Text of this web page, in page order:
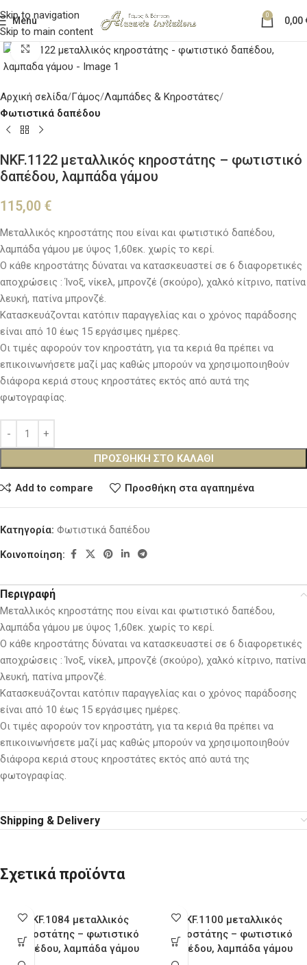
Skip to navigation
Skip to main content
Menu 0 0,00
Κλικ για μεγέθυνση
Αρχική σελίδα Γάμος Λαμπάδες & Κηροστάτες
Φωτιστικά δαπέδου
NKF.1122 μεταλλικός κηροστάτης – φωτιστικό
δαπέδου, λαμπάδα γάμου
115,00 €
Μεταλλικός κηροστάτης που είναι και φωτιστικό δαπέδου,
λαμπάδα γάμου με ύψος 1,60εκ. χωρίς το κερί.
Ο κάθε κηροστάτης δύναται να κατασκευαστεί σε 6 διαφορετικές
αποχρώσεις : Ίνοξ, νίκελ, μπρονζέ (σκούρο), χαλκό κίτρινο, πατίνα
λευκή, πατίνα μπρονζέ.
Κατασκευάζονται κατόπιν παραγγελίας και ο χρόνος παράδοσης
είναι από 10 έως 15 εργάσιμες ημέρες.
Οι τιμές αφορούν τον κηροστάτη, για τα κεριά θα πρέπει να
επικοινωνήσετε μαζί μας καθώς μπορούν να χρησιμοποιηθούν
διάφορα κεριά στους κηροστάτες εκτός από αυτά της
φωτογραφίας.
ΠΡΟΣΘΉΚΗ ΣΤΟ ΚΑΛΆΘΙ
Add to compare Προσθήκη στα αγαπημένα
Κατηγορία: Φωτιστικά δαπέδου
Κοινοποίηση:
Περιγραφή
Μεταλλικός κηροστάτης που είναι και φωτιστικό δαπέδου,
λαμπάδα γάμου με ύψος 1,60εκ. χωρίς το κερί.
Ο κάθε κηροστάτης δύναται να κατασκευαστεί σε 6 διαφορετικές
αποχρώσεις : Ίνοξ, νίκελ, μπρονζέ (σκούρο), χαλκό κίτρινο, πατίνα
λευκή, πατίνα μπρονζέ.
Κατασκευάζονται κατόπιν παραγγελίας και ο χρόνος παράδοσης
είναι από 10 έως 15 εργάσιμες ημέρες.
Οι τιμές αφορούν τον κηροστάτη, για τα κεριά θα πρέπει να
επικοινωνήσετε μαζί μας καθώς μπορούν να χρησιμοποιηθούν
διάφορα κεριά στους κηροστάτες εκτός από αυτά της
φωτογραφίας.
Shipping & Delivery
Σχετικά προϊόντα
NKF.1084 μεταλλικός
κηροστάτης – φωτιστικό
δαπέδου, λαμπάδα γάμου
NKF.1100 μεταλλικός
κηροστάτης – φωτιστικό
δαπέδου, λαμπάδα γάμου